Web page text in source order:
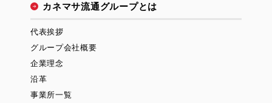
カネマサ流通グループとは
代表挨拶
グループ会社概要
企業理念
沿革
事業所一覧